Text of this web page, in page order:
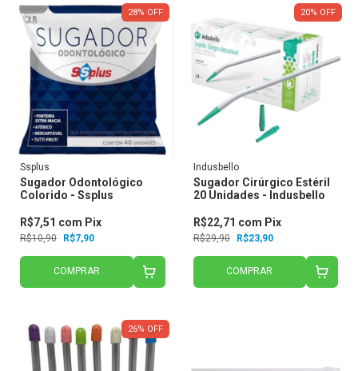
28% OFF
Ssplus
Sugador Odontológico
Colorido - Ssplus
R$10,90 R$7,90
R$7,51 com Pix
COMPRAR
20% OFF
Indusbello
Sugador Cirúrgico Estéril
20 Unidades - Indusbello
R$29,90 R$23,90
R$22,71 com Pix
COMPRAR
26% OFF